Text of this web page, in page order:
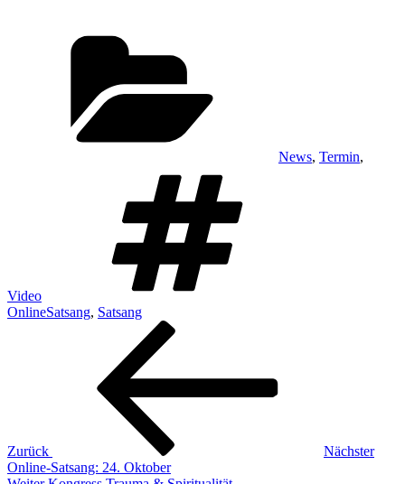
News, Termin,
Video
OnlineSatsang, Satsang
Beitragsnavigation
Zurück
Nächster
Online-Satsang: 24. Oktober